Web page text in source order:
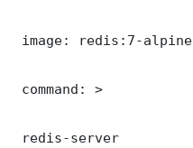
image: redis:7-alpine
command: >
redis-server